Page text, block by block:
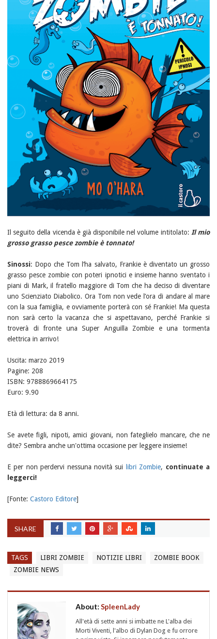
Il seguito della vicenda è già disponibile nel volume intitolato: Il mio
grosso grasso pesce zombie è tonnato!
Sinossi: Dopo che Tom l’ha salvato, Frankie è diventato un grosso
grasso pesce zombie con poteri ipnotici e insieme hanno sventato i
piani di Mark, il fratello maggiore di Tom che ha deciso di diventare
uno Scienziato Diabolico. Ora Tom non vede l’ora di andare al mare
con la sua famiglia, e ovviamente porterà con sé Frankie! Ma questa
non sarà certo la vacanza che si aspettavano, perché Frankie si
troverà di fronte una Super Anguilla Zombie e una tormenta
elettrica in arrivo!
Uscita: marzo 2019
Pagine: 208
ISBN: 9788869664175
Euro: 9.90
Età di lettura: da 8 anni.
Se avete figli, nipoti, amici giovani, non fateglielo mancare, che ne
dite? Sembra anche un'ottima occasione per leggere insieme!
E per non perdervi nessuna novità sui libri Zombie, continuate a
leggerci!
[Fonte: Castoro Editore]
SHARE
TAGS LIBRI ZOMBIE NOTIZIE LIBRI
ZOMBIE BOOK
ZOMBIE NEWS
About: SpleenLady
All'età di sette anni si imbatte ne L'alba dei
Morti Viventi, l'albo di Dylan Dog e fu orrore